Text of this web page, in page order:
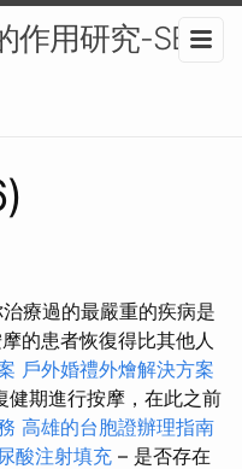
作用研究-SEO
療過的最嚴重的疾病是
的患者恢復得比其他人
戶外婚禮外燴解決方案
健期進行按摩，在此之前
高雄的台胞證辦理指南
酸注射填充 – 是否存在